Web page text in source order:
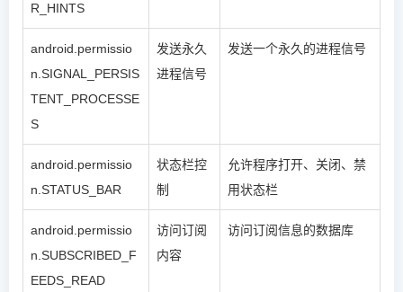
R_HINTS
android.permissio
n.SIGNAL_PERSIS
TENT_PROCESSE
S
发送永久
进程信号
发送一个永久的进程信号
android.permissio
n.STATUS_BAR
状态栏控
制
允许程序打开、关闭、禁
用状态栏
android.permissio
n.SUBSCRIBED_F
EEDS_READ
访问订阅
内容
访问订阅信息的数据库